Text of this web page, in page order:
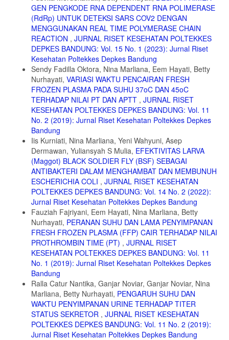
GEN PENGKODE RNA DEPENDENT RNA POLIMERASE
(RdRp) UNTUK DETEKSI SARS COV2 DENGAN
MENGGUNAKAN REAL TIME POLYMERASE CHAIN
REACTION , JURNAL RISET KESEHATAN POLTEKKES
DEPKES BANDUNG: Vol. 15 No. 1 (2023): Jurnal Riset
Kesehatan Poltekkes Depkes Bandung
Sendy Fadilla Oktora, Nina Marliana, Eem Hayati, Betty
Nurhayati, VARIASI WAKTU PENCAIRAN FRESH
FROZEN PLASMA PADA SUHU 37oC DAN 45oC
TERHADAP NILAI PT DAN APTT , JURNAL RISET
KESEHATAN POLTEKKES DEPKES BANDUNG: Vol. 11
No. 2 (2019): Jurnal Riset Kesehatan Poltekkes Depkes
Bandung
Iis Kurniati, Nina Marliana, Yeni Wahyuni, Asep
Dermawan, Yuliansyah S Mulia, EFEKTIVITAS LARVA
(Maggot) BLACK SOLDIER FLY (BSF) SEBAGAI
ANTIBAKTERI DALAM MENGHAMBAT DAN MEMBUNUH
ESCHERICHIA COLI , JURNAL RISET KESEHATAN
POLTEKKES DEPKES BANDUNG: Vol. 14 No. 2 (2022):
Jurnal Riset Kesehatan Poltekkes Depkes Bandung
Fauziah Fajriyani, Eem Hayati, Nina Marliana, Betty
Nurhayati, PERANAN SUHU DAN LAMA PENYIMPANAN
FRESH FROZEN PLASMA (FFP) CAIR TERHADAP NILAI
PROTHROMBIN TIME (PT) , JURNAL RISET
KESEHATAN POLTEKKES DEPKES BANDUNG: Vol. 11
No. 1 (2019): Jurnal Riset Kesehatan Poltekkes Depkes
Bandung
Ralla Catur Nantika, Ganjar Noviar, Ganjar Noviar, Nina
Marliana, Betty Nurhayati, PENGARUH SUHU DAN
WAKTU PENYIMPANAN URINE TERHADAP TITER
STATUS SEKRETOR , JURNAL RISET KESEHATAN
POLTEKKES DEPKES BANDUNG: Vol. 11 No. 2 (2019):
Jurnal Riset Kesehatan Poltekkes Depkes Bandung